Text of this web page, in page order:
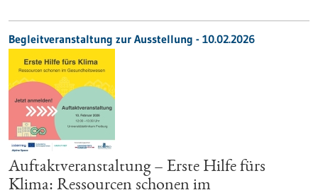
Begleitveranstaltung zur Ausstellung - 10.02.2026
Auftaktveranstaltung – Erste Hilfe fürs
Klima: Ressourcen schonen im